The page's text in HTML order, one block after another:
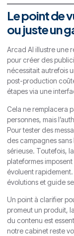
Le point de
ou juste un
Arcad AI illustre une
pour créer des
nécessitait autrefois
post-production
étapes via une
Cela ne remplacera
personnes, mais
Pour tester des
des campagnes
sérieuse. Toutefois,
plateformes
évoluent rapidement.
évolutions et guide
Un point à clarifier
promeut un produit,
du contenu est
notre cabinet reste